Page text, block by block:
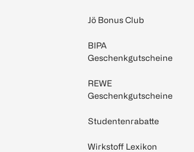
Jö Bonus Club
BIPA
Geschenkgutscheine
REWE
Geschenkgutscheine
Studentenrabatte
Wirkstoff Lexikon